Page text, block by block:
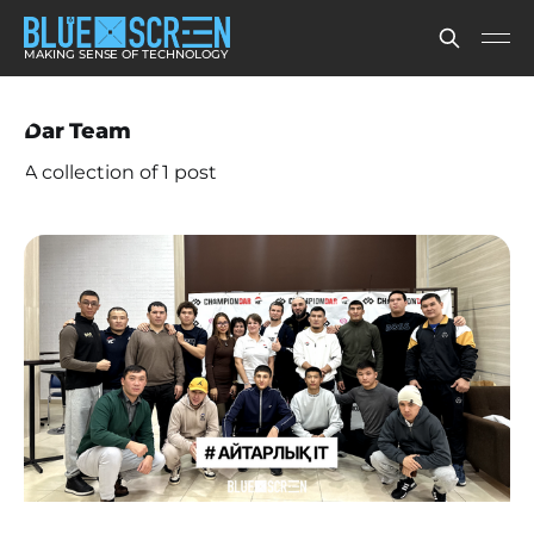
MAKING SENSE OF TECHNOLOGY
Dar Team
A collection of 1 post